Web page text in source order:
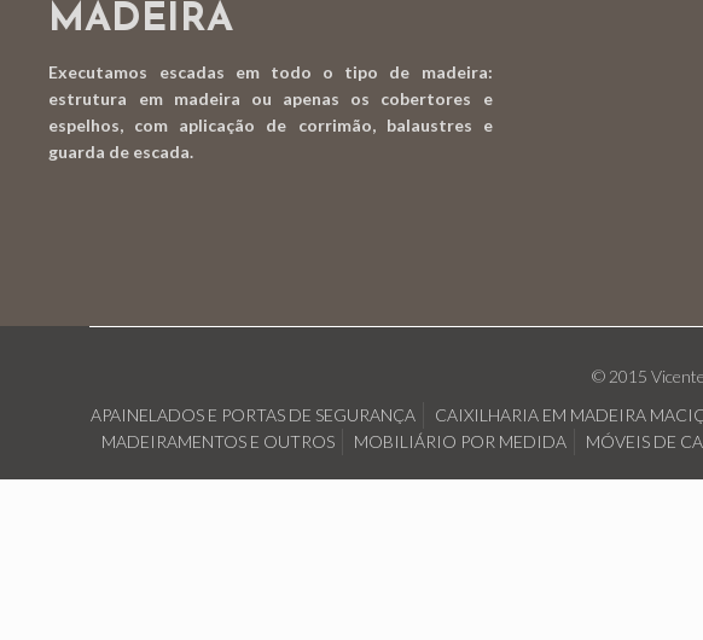
MADEIRA
Executamos escadas em todo o tipo de madeira:
estrutura em madeira ou apenas os cobertores e
espelhos, com aplicação de corrimão, balaustres e
guarda de escada.
© 2015
APAINELADOS E PORTAS DE SEGURANÇA
CAIXILHARIA EM MADEIRA
MADEIRAMENTOS E OUTROS
MOBILIÁRIO POR MEDIDA MÓVEIS DE